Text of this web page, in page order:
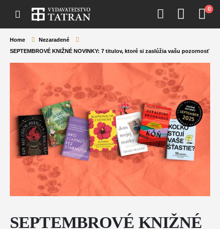
0
Home
Nezaradené
SEPTEMBROVÉ KNIŽNÉ NOVINKY: 7 titulov, ktoré si zaslúžia vašu pozornosť
SEPTEMBROVÉ KNIŽNÉ